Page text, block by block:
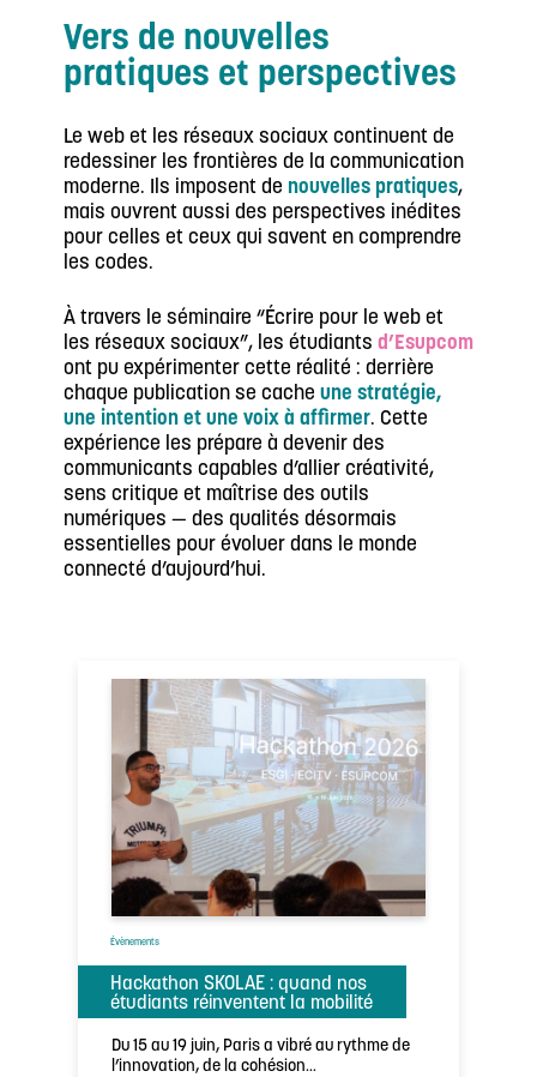
Vers de nouvelles
pratiques et perspectives
Le web et les réseaux sociaux continuent de
redessiner les frontières de la communication
moderne. Ils imposent de nouvelles pratiques,
mais ouvrent aussi des perspectives inédites
pour celles et ceux qui savent en comprendre
les codes.
À travers le séminaire “Écrire pour le web et
les réseaux sociaux”, les étudiants d’Esupcom
ont pu expérimenter cette réalité : derrière
chaque publication se cache une stratégie,
une intention et une voix à affirmer. Cette
expérience les prépare à devenir des
communicants capables d’allier créativité,
sens critique et maîtrise des outils
numériques — des qualités désormais
essentielles pour évoluer dans le monde
connecté d’aujourd’hui.
Évènements
Hackathon SKOLAE : quand nos
étudiants réinventent la mobilité
Du 15 au 19 juin, Paris a vibré au rythme de
l’innovation, de la cohésion…